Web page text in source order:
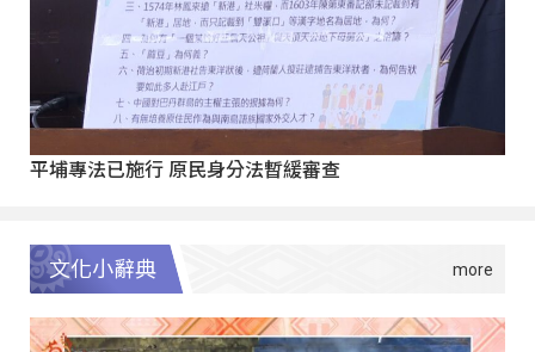
平埔專法已施行 原民身分法暫緩審查
文化小辭典